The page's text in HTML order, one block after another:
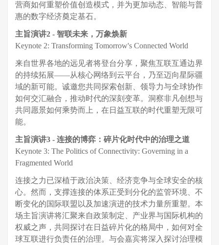
营商如何重塑价值创造模式，并为更加动态、智能与普
惠的数字经济奠定基石。
主旨演讲2 - 智联未来，万象焕新
Keynote 2: Transforming Tomorrow's Connected World
来自世界各地的远见者将登台分享，聚焦互联互通边界
的持续拓展——从核心网络到云平台，乃至迈向星际疆
域的新可能。诚邀您共同探索创新、领导力与全球协作
如何交汇融合，推动时代的深刻变革。洞察非凡创想与
共同愿景如何乘势而上，在日益互联的时代重塑无限可
能。
主旨演讲3 - 连接的博弈：碎片化时代中的治理之道
Keynote 3: The Politics of Connectivity: Governing in a
Fragmented World
连接之力已深植于政治决策、经济竞争与全球安全的核
心。然而，支撑连接的体系正受到分化的监管环境、不
断变化的国际联盟以及加速演进的技术力量所重塑。本
场主旨演讲将汇聚来自政策制定、产业界与国际机构的
权威之声，共同探讨在日益碎片化的格局中，如何对全
球互联进行负责任的治理。与会嘉宾将深入探讨治理模